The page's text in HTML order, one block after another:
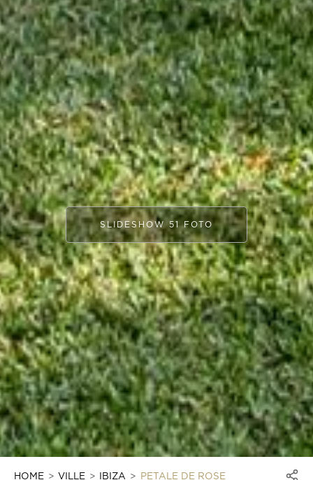
SLIDESHOW 51 FOTO
HOME VILLE IBIZA PETALE DE ROSE